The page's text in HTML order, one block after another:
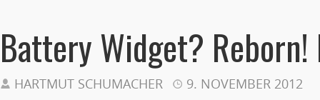
Battery Widget? Reborn!
HARTMUT SCHUMACHER 9. NOVEMBER 2012